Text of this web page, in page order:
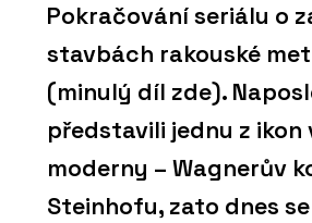
Pokračování seriálu o
stavbách rakouské
(minulý díl zde).
představili jednu z ikon
moderny – Wagnerův
Steinhofu, zato dnes